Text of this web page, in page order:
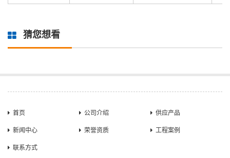
猜您想看
首页 公司介绍 供应产品
新闻中心 荣誉资质 工程案例
联系方式